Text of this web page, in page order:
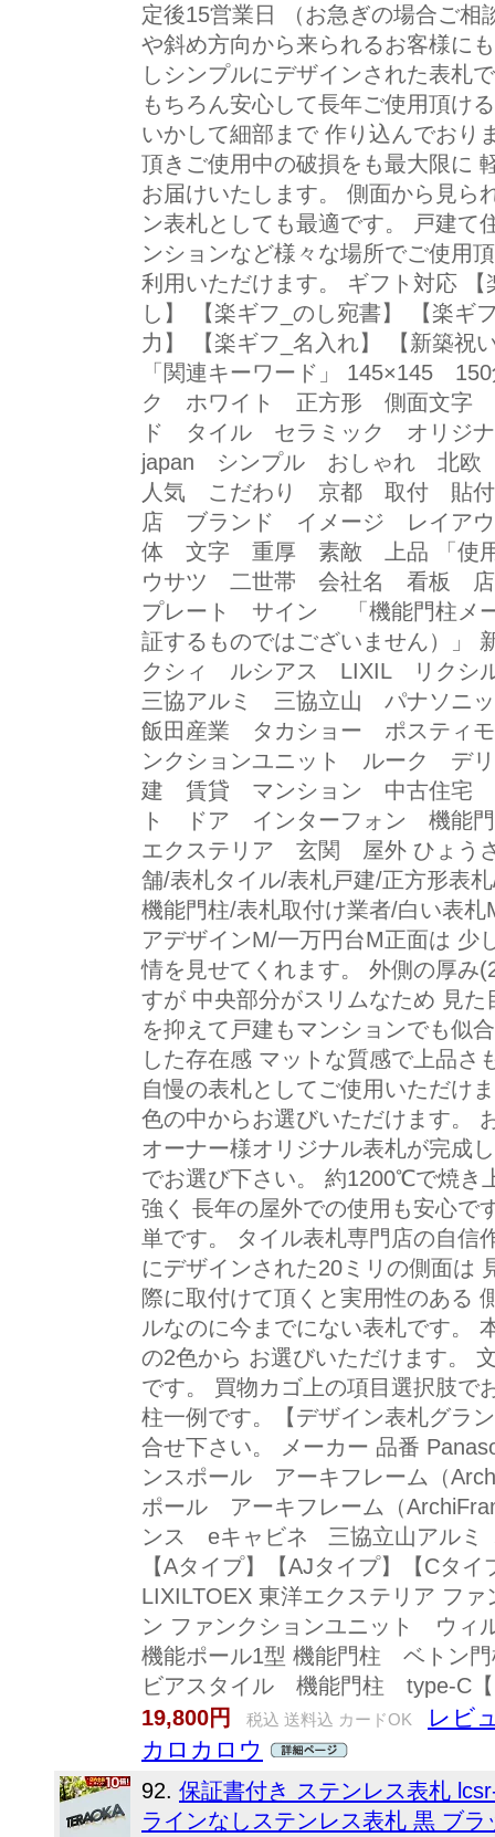
定後15営業日 （お急ぎの場合ご相
や斜め方向から来られるお客様に
しシンプルにデザインされた表札
もちろん安心して長年ご使用頂け
いかして細部まで 作り込んでおり
頂きご使用中の破損をも最大限に
お届けいたします。 側面から見ら
ン表札としても最適です。 戸建て
ンションなど様々な場所でご使用
利用いただけます。 ギフト対応
し】 【楽ギフ_のし宛書】 【楽ギ
力】 【楽ギフ_名入れ】 【新築祝
「関連キーワード」 145×145
ク ホワイト 正方形 側面文字
ド タイル セラミック オリジ
japan シンプル おしゃれ 北
人気 こだわり 京都 取付 貼
店 ブランド イメージ レイア
体 文字 重厚 素敵 上品 「使
ウサツ 二世帯 会社名 看板
プレート サイン 「機能門柱メ
証するものではございません）
クシィ ルシアス LIXIL リク
三協アルミ 三協立山 パナソ
飯田産業 タカショー ポスティ
ンクションユニット ルーク デリ
建 賃貸 マンション 中古住
ト ドア インターフォン 機
エクステリア 玄関 屋外 ひょう
舗/表札タイル/表札戸建/正方形表
機能門柱/表札取付け業者/白い表
アデザインM/一万円台M正面は 少
情を見せてくれます。 外側の厚み
すが 中央部分がスリムなため 見
を抑えて戸建もマンションでも似
した存在感 マットな質感で上品さ
自慢の表札としてご使用いただけ
色の中からお選びいただけます。
オーナー様オリジナル表札が完成
でお選び下さい。 約1200℃で焼き
強く 長年の屋外での使用も安心で
単です。 タイル表札専門店の自信
にデザインされた20ミリの側面は
際に取付けて頂くと実用性のある
ルなのに今までにない表札です。
の2色から お選びいただけます。
です。 買物カゴ上の項目選択肢で
柱一例です。【デザイン表札グラ
合せ下さい。 メーカー 品番
ンスポール アーキフレーム（
ポール アーキフレーム（
ンス eキャビネ 三協立山アル
【Aタイプ】【AJタイプ】【Cタ
LIXILTOEX 東洋エクステリア フ
ン ファンクションユニット ウ
機能ポール1型 機能門柱 ベトン
ビアスタイル 機能門柱 type-C
19,800円
税込 送料込 カードOK
レビ
カロカロウ
92. 保証書付き ステンレス表札
ラインなしステンレス表札 黒 ブ